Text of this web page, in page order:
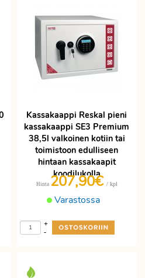
Kassakaappi Reskal pieni
kassakaappi SE3 Premium
38,5l valkoinen kotiin tai
toimistoon edulliseen
hintaan kassakaapit
koodilukolla
Varastossa
Hinta 207,90€ / kpl
-
+